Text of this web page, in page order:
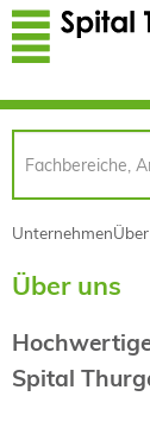
Direkt zum
Unternehmen
Über uns
Spital